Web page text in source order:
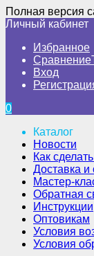
Полная версия
Личный кабинет
Избранное
Сравнение
Вход
0
Каталог
Новости
Как
Доставка и
Мастер-
Обратная
Инструкции
Оптовикам
Условия
Условия